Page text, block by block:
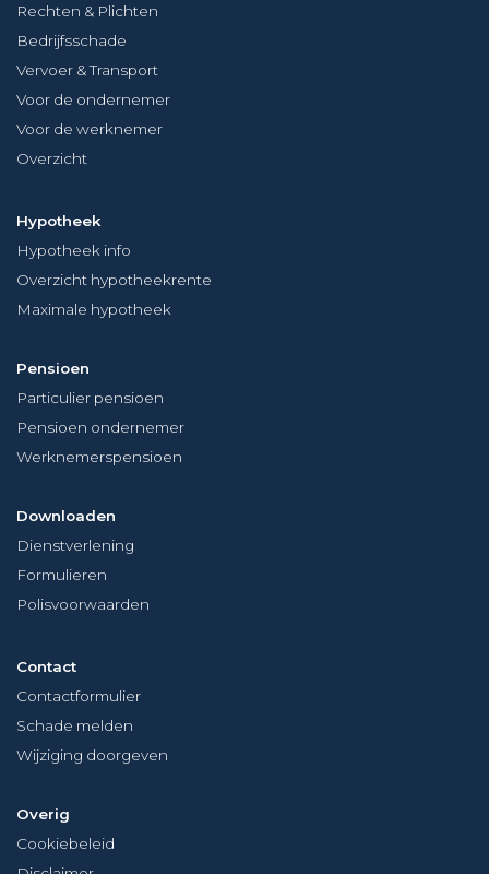
Rechten & Plichten
Bedrijfsschade
Vervoer & Transport
Voor de ondernemer
Voor de werknemer
Overzicht
Hypotheek
Hypotheek info
Overzicht hypotheekrente
Maximale hypotheek
Pensioen
Particulier pensioen
Pensioen ondernemer
Werknemerspensioen
Downloaden
Dienstverlening
Formulieren
Polisvoorwaarden
Contact
Contactformulier
Schade melden
Wijziging doorgeven
Overig
Cookiebeleid